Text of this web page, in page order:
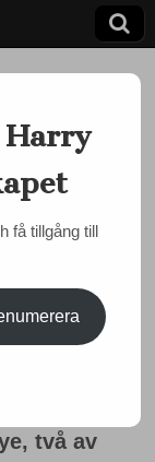
och speglar
bra
Karin
två av
få tillgång till